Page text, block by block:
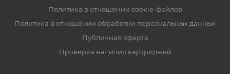
Политика в отношении cookie-файлов
Политика в отношении обработки персональных данных
Публичная оферта
Проверка наличия картриджей